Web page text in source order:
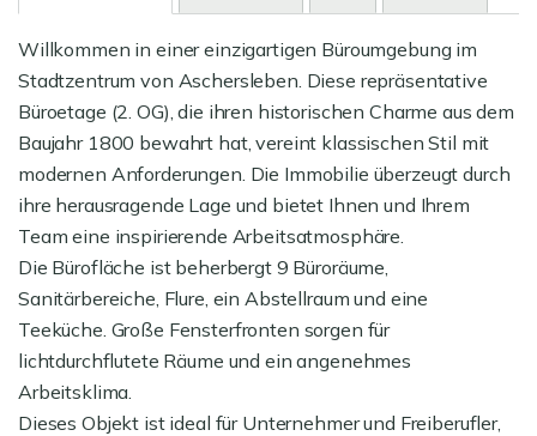
Willkommen in einer einzigartigen Büroumgebung im
Stadtzentrum von Aschersleben. Diese repräsentative
Büroetage (2. OG), die ihren historischen Charme aus dem
Baujahr 1800 bewahrt hat, vereint klassischen Stil mit
modernen Anforderungen. Die Immobilie überzeugt durch
ihre herausragende Lage und bietet Ihnen und Ihrem
Team eine inspirierende Arbeitsatmosphäre.
Die Bürofläche ist beherbergt 9 Büroräume,
Sanitärbereiche, Flure, ein Abstellraum und eine
Teeküche. Große Fensterfronten sorgen für
lichtdurchflutete Räume und ein angenehmes
Arbeitsklima.
Dieses Objekt ist ideal für Unternehmer und Freiberufler,